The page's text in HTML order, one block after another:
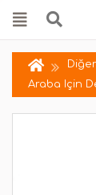
Diğer
Araba Için